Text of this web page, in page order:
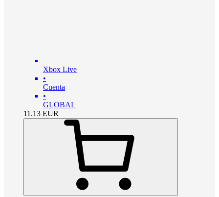
Xbox Live
•
Cuenta
•
GLOBAL
11.13 EUR